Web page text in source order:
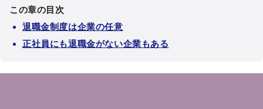
この章の目次
退職金制度は企業の任意
正社員にも退職金がない企業もある